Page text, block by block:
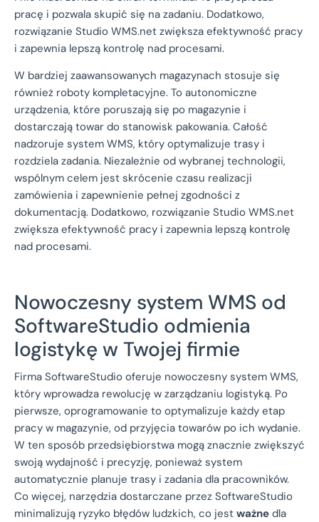
pracę i pozwala skupić się na zadaniu. Dodatkowo,
rozwiązanie Studio WMS.net zwiększa efektywność pracy
i zapewnia lepszą kontrolę nad procesami.
W bardziej zaawansowanych magazynach stosuje się
również roboty kompletacyjne. To autonomiczne
urządzenia, które poruszają się po magazynie i
dostarczają towar do stanowisk pakowania. Całość
nadzoruje system WMS, który optymalizuje trasy i
rozdziela zadania. Niezależnie od wybranej technologii,
wspólnym celem jest skrócenie czasu realizacji
zamówienia i zapewnienie pełnej zgodności z
dokumentacją. Dodatkowo, rozwiązanie Studio WMS.net
zwiększa efektywność pracy i zapewnia lepszą kontrolę
nad procesami.
Nowoczesny system WMS od
SoftwareStudio odmienia
logistykę w Twojej firmie
Firma SoftwareStudio oferuje nowoczesny system WMS,
który wprowadza rewolucję w zarządzaniu logistyką. Po
pierwsze, oprogramowanie to optymalizuje każdy etap
pracy w magazynie, od przyjęcia towarów po ich wydanie.
W ten sposób przedsiębiorstwa mogą znacznie zwiększyć
swoją wydajność i precyzję, ponieważ system
automatycznie planuje trasy i zadania dla pracowników.
Co więcej, narzędzia dostarczane przez SoftwareStudio
minimalizują ryzyko błędów ludzkich, co jest ważne dla